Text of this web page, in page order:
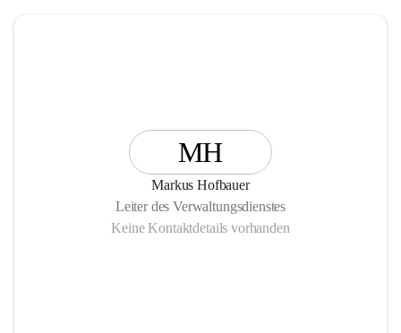
MH
Markus Hofbauer
Leiter des Verwaltungsdienstes
Keine Kontaktdetails vorhanden